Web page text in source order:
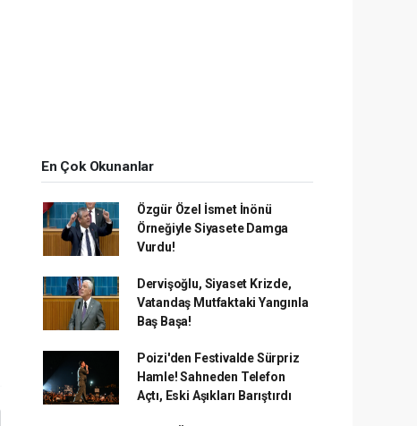
En Çok Okunanlar
Özgür Özel İsmet İnönü
Örneğiyle Siyasete Damga
Vurdu!
Dervişoğlu, Siyaset Krizde,
Vatandaş Mutfaktaki Yangınla
Baş Başa!
Poizi'den Festivalde Sürpriz
Hamle! Sahneden Telefon
Açtı, Eski Aşıkları Barıştırdı